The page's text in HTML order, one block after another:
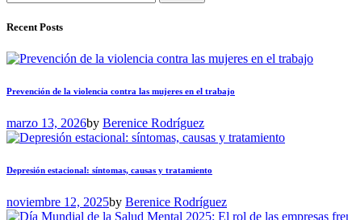
Recent Posts
Prevención de la violencia contra las mujeres en el trabajo
marzo 13, 2026by Berenice Rodríguez
Depresión estacional: síntomas, causas y tratamiento
noviembre 12, 2025by Berenice Rodríguez